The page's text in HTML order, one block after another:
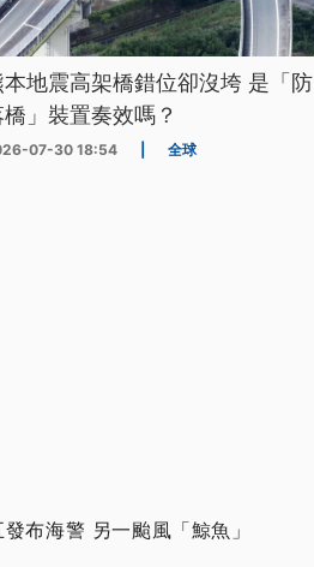
本地震高架橋錯位卻沒垮 是「防
」裝置奏效嗎？
07-30 18:54 全球
布海警 另一颱風「鯨魚」